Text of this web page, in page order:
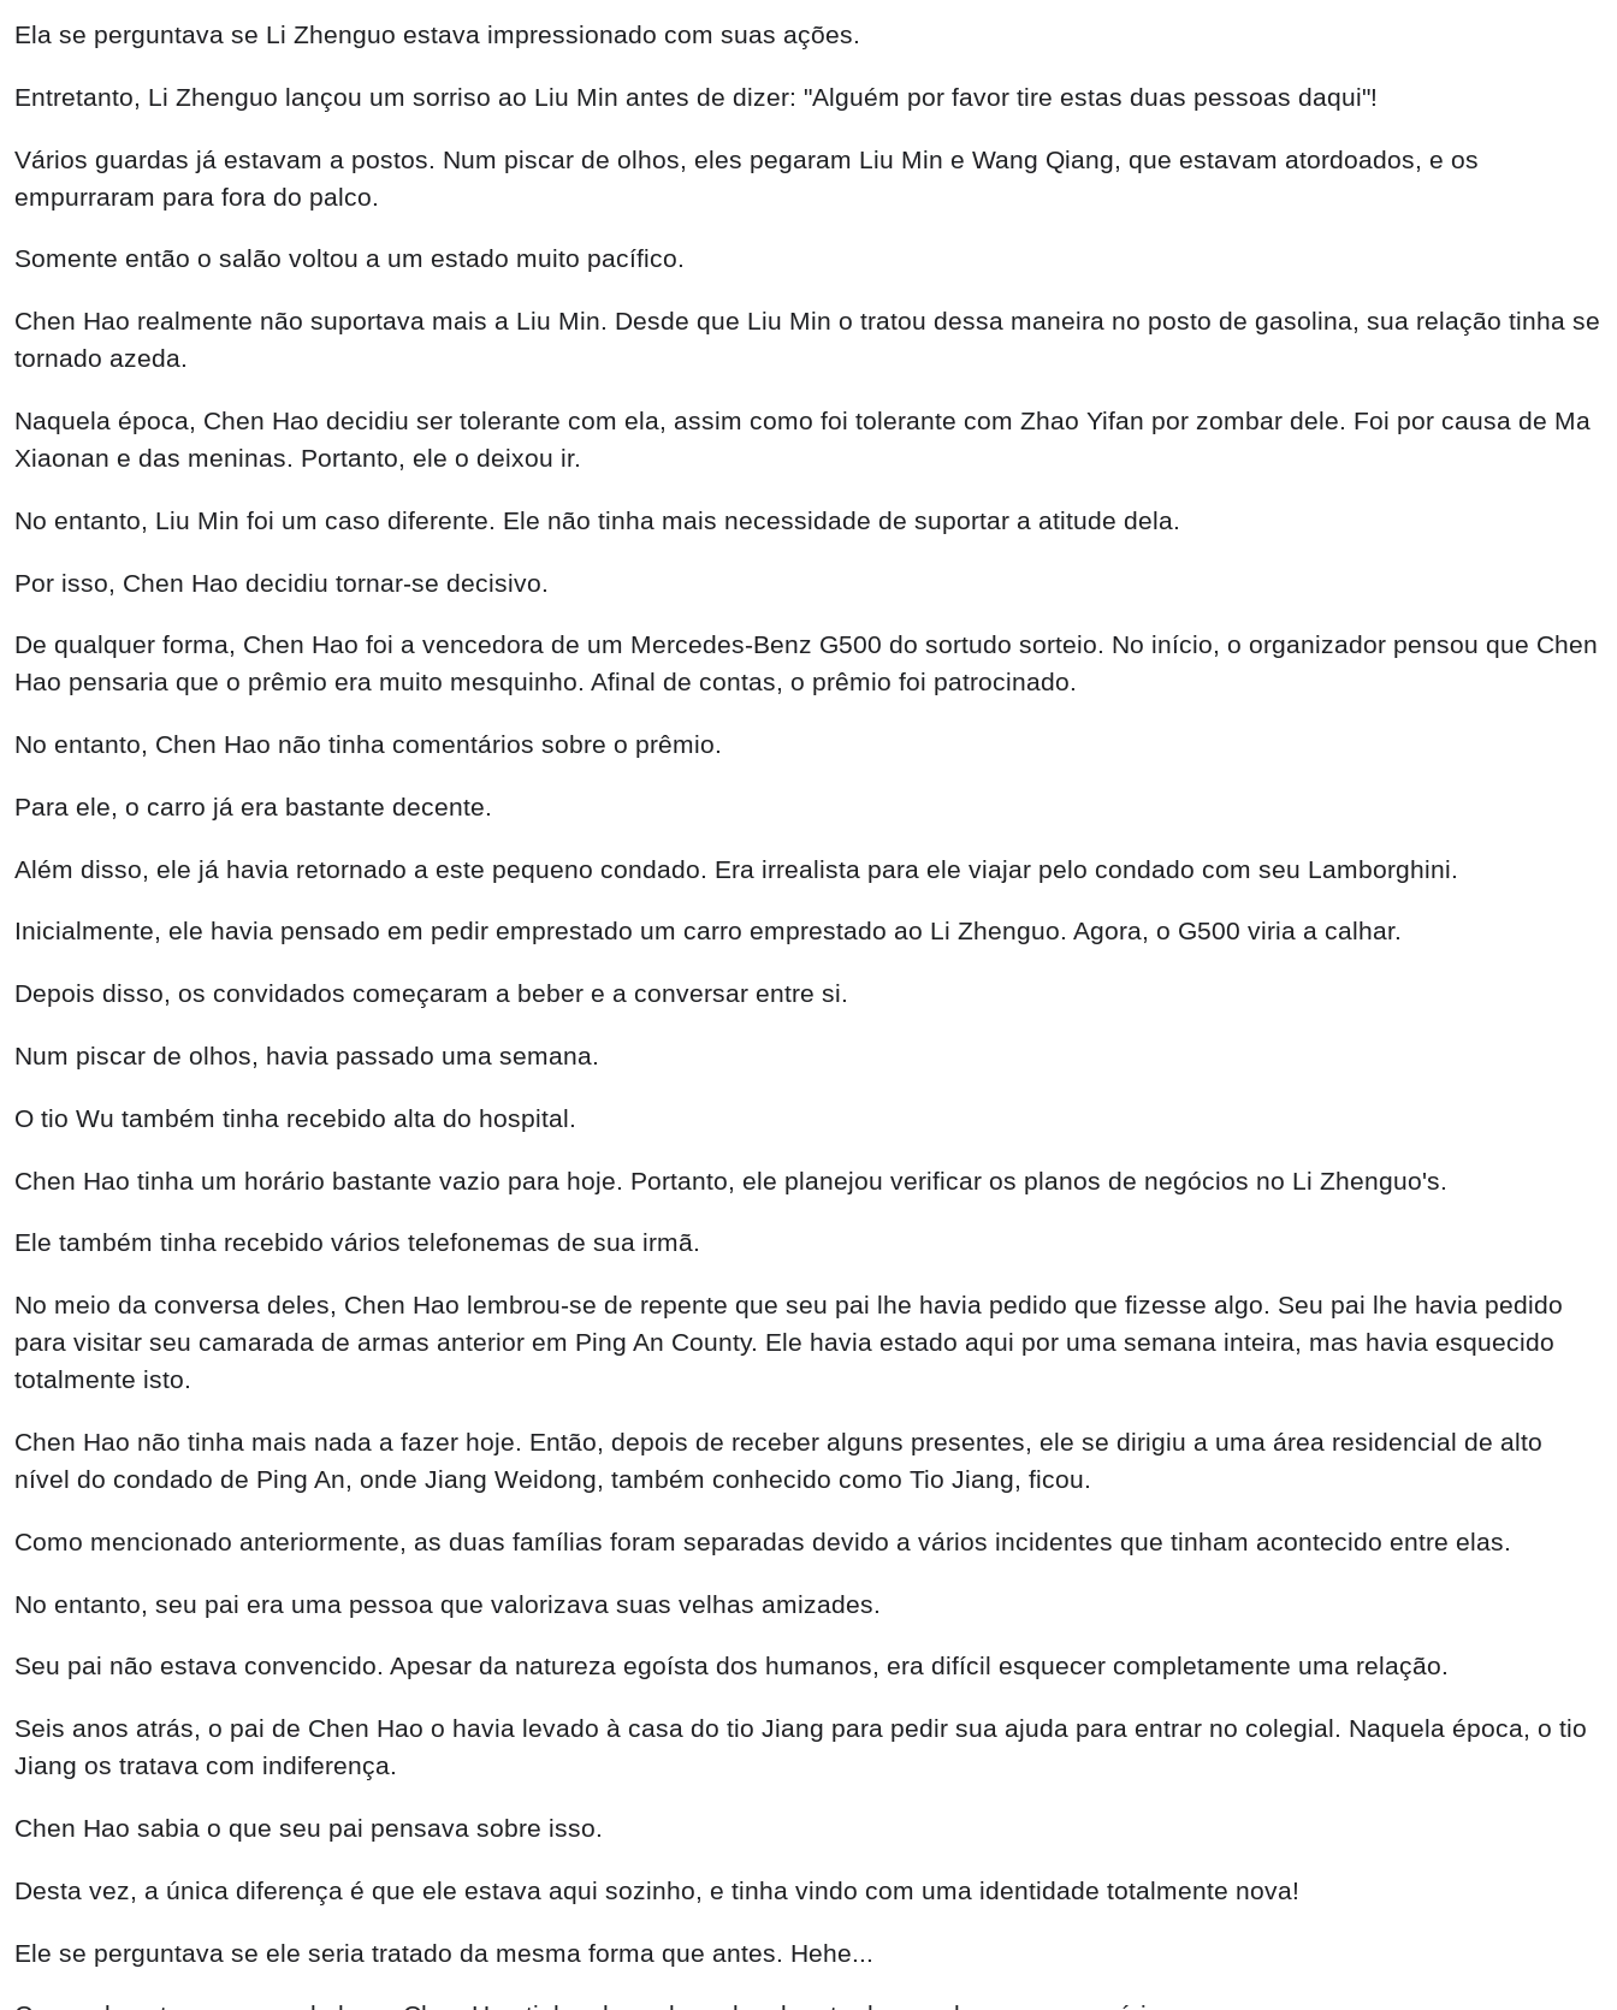
Ela se perguntava se Li Zhenguo estava impressionado com suas ações.
Entretanto, Li Zhenguo lançou um sorriso ao Liu Min antes de dizer: "Alguém por favor tire estas duas pessoas daqui"!
Vários guardas já estavam a postos. Num piscar de olhos, eles pegaram Liu Min e Wang Qiang, que estavam atordoados, e os
empurraram para fora do palco.
Somente então o salão voltou a um estado muito pacífico.
Chen Hao realmente não suportava mais a Liu Min. Desde que Liu Min o tratou dessa maneira no posto de gasolina, sua relação tinha se
tornado azeda.
Naquela época, Chen Hao decidiu ser tolerante com ela, assim como foi tolerante com Zhao Yifan por zombar dele. Foi por causa de Ma
Xiaonan e das meninas. Portanto, ele o deixou ir.
No entanto, Liu Min foi um caso diferente. Ele não tinha mais necessidade de suportar a atitude dela.
Por isso, Chen Hao decidiu tornar-se decisivo.
De qualquer forma, Chen Hao foi a vencedora de um Mercedes-Benz G500 do sortudo sorteio. No início, o organizador pensou que Chen
Hao pensaria que o prêmio era muito mesquinho. Afinal de contas, o prêmio foi patrocinado.
No entanto, Chen Hao não tinha comentários sobre o prêmio.
Para ele, o carro já era bastante decente.
Além disso, ele já havia retornado a este pequeno condado. Era irrealista para ele viajar pelo condado com seu Lamborghini.
Inicialmente, ele havia pensado em pedir emprestado um carro emprestado ao Li Zhenguo. Agora, o G500 viria a calhar.
Depois disso, os convidados começaram a beber e a conversar entre si.
Num piscar de olhos, havia passado uma semana.
O tio Wu também tinha recebido alta do hospital.